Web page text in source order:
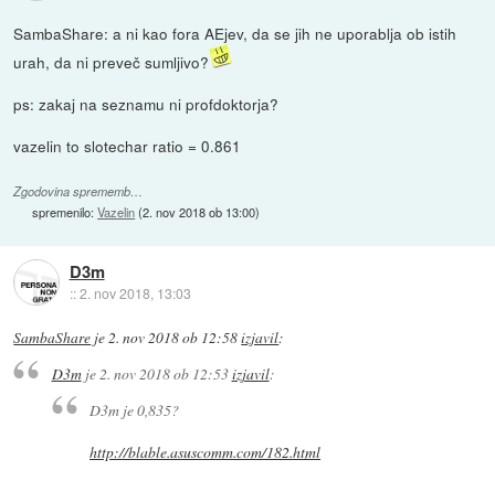
SambaShare: a ni kao fora AEjev, da se jih ne uporablja ob istih
urah, da ni preveč sumljivo?
ps: zakaj na seznamu ni profdoktorja?
vazelin to slotechar ratio = 0.861
Zgodovina sprememb…
spremenilo:Vazelin(2. nov 2018 ob 13:00)
D3m
::2. nov 2018, 13:03
SambaShare je2. nov 2018 ob 12:58izjavil:
D3mje2. nov 2018 ob 12:53izjavil:
D3m je 0,835?
http://blable.asuscomm.com/182.html